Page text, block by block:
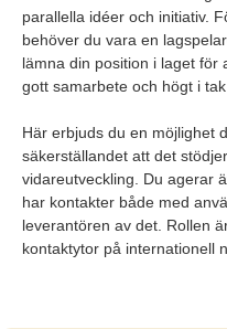
parallella idéer och initiativ.
behöver du vara en
lämna din position i laget för
gott samarbete och högt i
Här erbjuds du en möjlighet
säkerställandet att det
vidareutveckling. Du agerar
har kontakter både med
leverantören av det. Rollen
kontaktytor på internationell